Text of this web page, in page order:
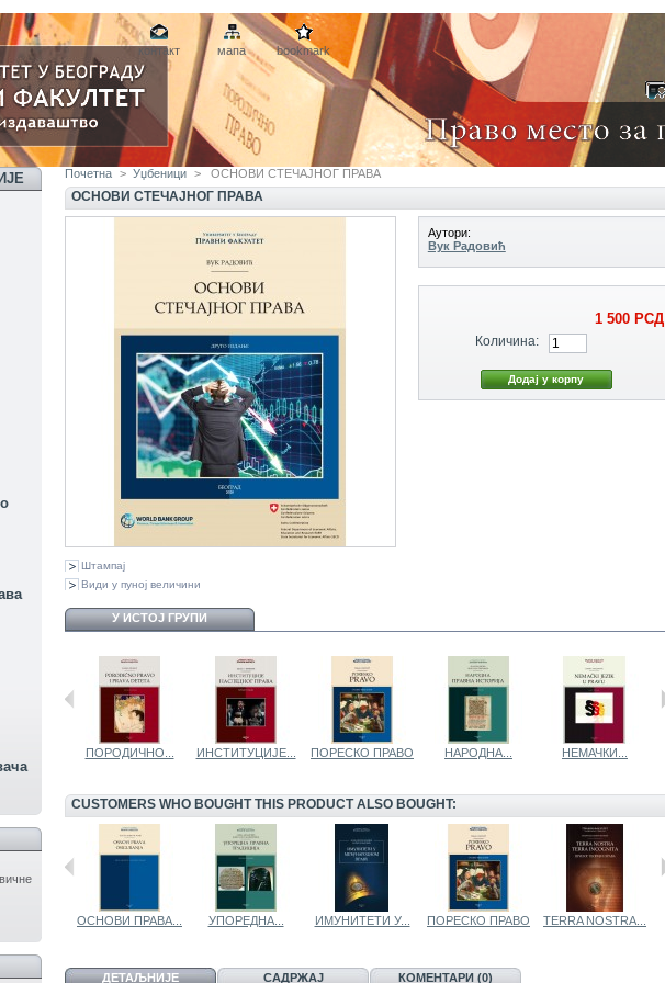
контакт мапа
bookmark
Почетна > Уџбеници > OСНОВИ СТЕЧАЈНОГ ПРАВА
OСНОВИ СТЕЧАЈНОГ ПРАВА
Штампај
Види у пуној величини
Аутори:
Вук Радовић
1 500 РСД
Количина:
У ИСТОЈ ГРУПИ
ПОРОДИЧНО... ИНСТИТУЦИЈЕ... ПОРЕСКО ПРАВО НАРОДНА... НЕМАЧКИ...
CUSTOMERS WHO BOUGHT THIS PRODUCT ALSO BOUGHT:
ОСНОВИ ПРАВА... УПОРЕДНА... ИМУНИТЕТИ У... ПОРЕСКО ПРАВО TERRA NOSTRA...
ДЕТАЉНИЈЕ САДРЖАЈ КОМЕНТАРИ (0)